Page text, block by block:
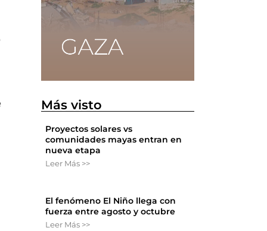
Más visto
Proyectos solares vs
comunidades mayas entran en
nueva etapa
Leer Más >>
El fenómeno El Niño llega con
fuerza entre agosto y octubre
Leer Más >>